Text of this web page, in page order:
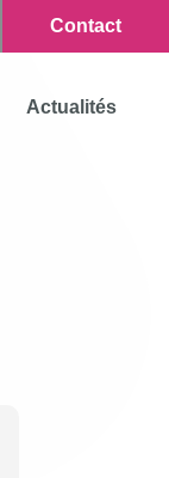
Contact
Actualités